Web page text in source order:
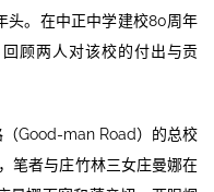
头。在中正中学建校80周年
顾两人对该校的付出与贡
Good-man Road）的总校
笔者与庄竹林三女庄曼娜在